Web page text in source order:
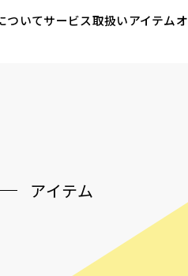
ついてサービス取扱いアイテム
アイテム